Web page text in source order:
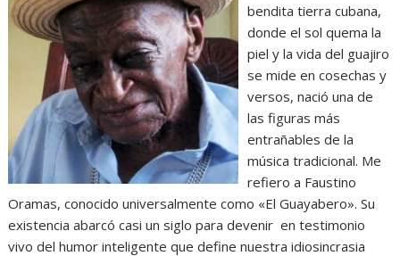
bendita tierra cubana,
donde el sol quema la
piel y la vida del guajiro
se mide en cosechas y
versos, nació una de
las figuras más
entrañables de la
música tradicional. Me
refiero a Faustino
Oramas, conocido universalmente como «El Guayabero». Su
existencia abarcó casi un siglo para devenir en testimonio
vivo del humor inteligente que define nuestra idiosincrasia